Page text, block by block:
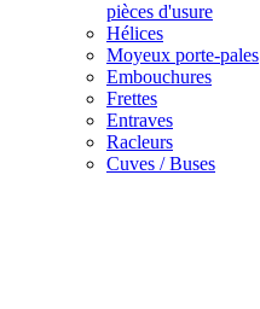
pièces d'usure
Hélices
Moyeux porte-pales
Embouchures
Frettes
Entraves
Racleurs
Cuves / Buses